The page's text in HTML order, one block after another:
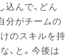
込んで、どん
分がチームの
のスキルを持
、と。今後は